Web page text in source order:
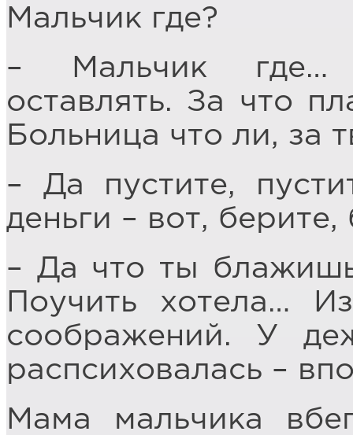
Мальчик где?
– Мальчик где…
оставлять. За что
Больница что ли, за
– Да пустите,
деньги – вот,
– Да что ты
Поучить хотела…
соображений. У
распсиховалась –
Мама мальчика